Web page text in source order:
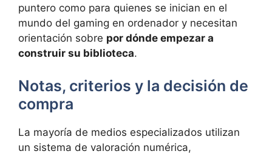
puntero como para quienes se inician en el
mundo del gaming en ordenador y necesitan
orientación sobre por dónde empezar a
construir su biblioteca.
Notas, criterios y la decisión de
compra
La mayoría de medios especializados utilizan
un sistema de valoración numérica,